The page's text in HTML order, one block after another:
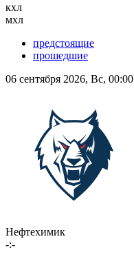
кхл
мхл
предстоящие
прошедшие
06 сентября 2026, Вс, 00:00
Нефтехимик
-:-